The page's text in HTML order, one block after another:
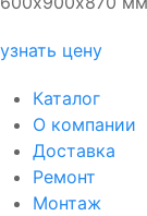
узнать цену
Каталог
О компании
Доставка
Ремонт
Монтаж